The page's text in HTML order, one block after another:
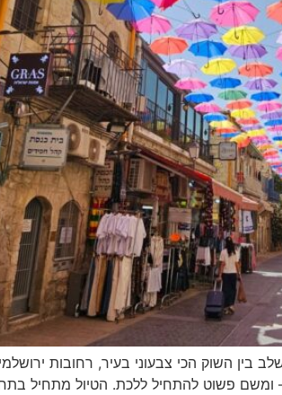
בין השוק הכי צבעוני בעיר, רחובות
פשוט להתחיל ללכת. הטיול מתחיל